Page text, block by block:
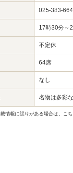
025-383-
17時30分～
不定休
64席
なし
名物は多彩
情報に誤りがある場合は、こち